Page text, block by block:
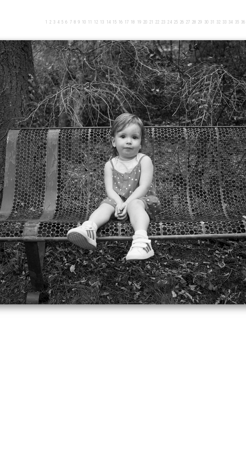
2 3 4 5 6 7 8 9 10 12 13 14 15 16 17 18 19 20 21 22 23 24 25 26 27 28 29 30 31 32 33 34 35 36